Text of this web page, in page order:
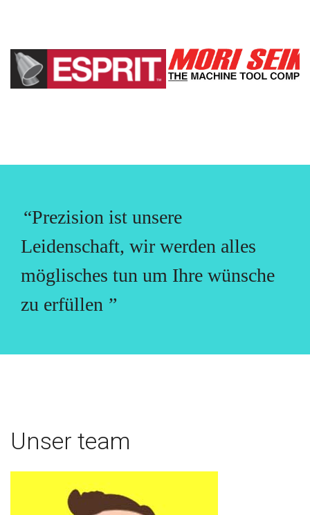
“Prezision ist unsere
Leidenschaft, wir werden alles
möglisches tun um Ihre wünsche
zu erfüllen ”
Unser team